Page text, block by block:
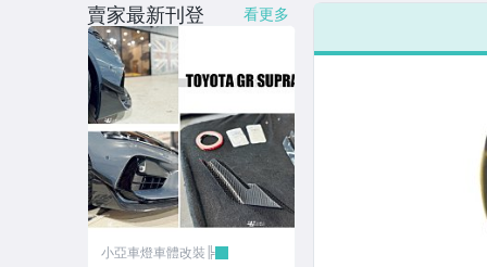
LED側燈.晶鑽.燻黑.黃側燈
原廠型尾燈.紅白晶鑽尾燈
前後保桿側燈.後保桿LED反光片
原廠型霧燈.晶鑽及燻黑霧燈.
各車系LED後保桿下霧燈
賣家最新刊登 看更多
小亞車燈車體改裝╠